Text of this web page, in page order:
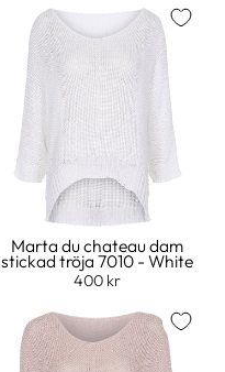
Marta du chateau dam
stickad tröja 7010 - White
400 kr